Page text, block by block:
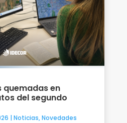
quemadas en
del segundo
| Noticias,Novedades